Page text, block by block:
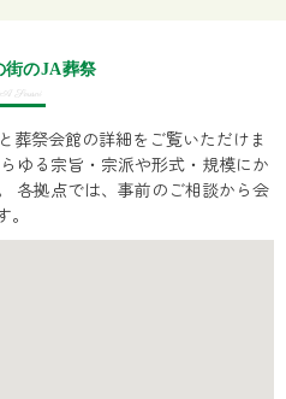
街のJA葬祭
Sousai
葬祭会館の詳細をご覧いただけま
ゆる宗旨・宗派や形式・規模にか
各拠点では、事前のご相談から会